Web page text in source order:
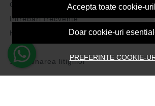
Accepta toate cookie-
Doar cookie-uri
PREFERINTE COOKIE-
Contacteaza-ne
Intrebari frecvente
Harta site
ANPC
Solutionarea litigiilor